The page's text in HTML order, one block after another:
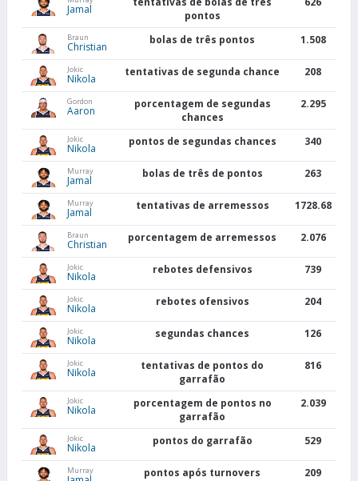
Jamal
pontos
Braun
Christian
bolas de três pontos 1.508
Jokic
Nikola
tentativas de segunda chance 208
Gordon
Aaron
porcentagem de segundas
chances
2.295
Jokic
Nikola
pontos de segundas chances 340
Murray
Jamal
bolas de três de pontos 263
Murray
Jamal
tentativas de arremessos 1728.68
Braun
Christian
porcentagem de arremessos 2.076
Jokic
Nikola
rebotes defensivos 739
Jokic
Nikola
rebotes ofensivos 204
Jokic
Nikola
segundas chances 126
Jokic
Nikola
tentativas de pontos do
garrafão
816
Jokic
Nikola
porcentagem de pontos no
garrafão
2.039
Jokic
Nikola
pontos do garrafão 529
Murray pontos após turnovers 209